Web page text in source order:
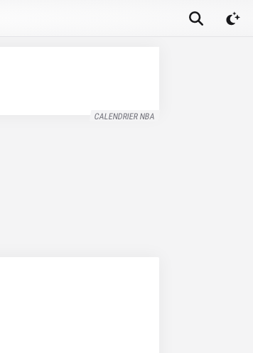
CALENDRIER NBA